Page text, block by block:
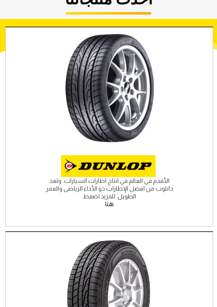
الأقدم في العالم في انتاج اطارات السيارات. وتعد
دانلوب من افضل الإطارات ذو الأداء الرياضى والعمر
الطويل. للمزيد اضغط
هنا